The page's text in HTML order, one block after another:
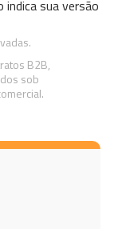
indica sua versão
B2B,
sob